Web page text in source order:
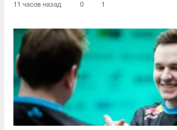
11 часов назад 0 1